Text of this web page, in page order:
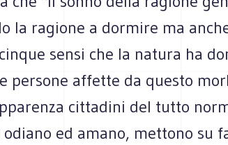
la ragione a dormire ma
sensi che la natura ha
persone affette da questo
cittadini del tutto
ed amano, mettono su